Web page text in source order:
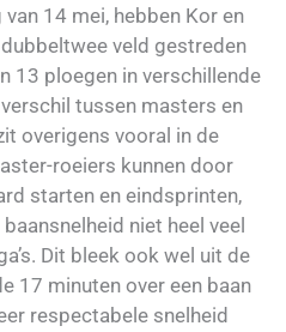
14 mei, hebben Kor en
veld gestreden
13 ploegen in verschillende
tussen masters en
overigens vooral in de
roeiers kunnen door
starten en eindsprinten,
niet heel veel
Dit bleek ook wel uit de
17 minuten over een baan
respectabele snelheid